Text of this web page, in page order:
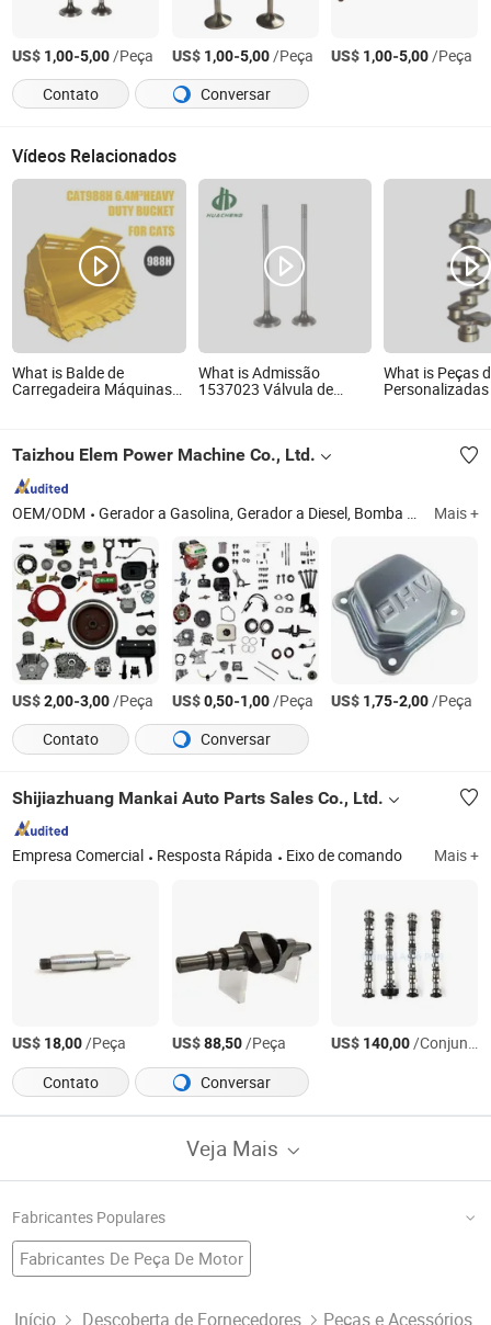
US$ 1,00-5,00/Peça US$ 1,00-5,00/Peça US$ 1,00-5,00/Peça
Contato
Conversar
Vídeos Relacionados
What is Balde de
Carregadeira Máquinas
Escavadeira Peça de
Escavadeira Cat988
What is Admissão
1537023 Válvula de
What is Peças
Taizhou Elem Power Machine Co., Ltd.
OEM/ODM Gerador a Gasolina, Gerador a Diesel, Bomba de Água a Gasolina, Bomba de Água a Diesel, Motor a Gasolina, Motor a Diesel, Lavadora a Gasolina, Lavadora a Diesel, Peças de Reposição a Gasolina, Peças de Reposição a Diesel Mais +
US$2,00-3,00/Peça US$0,50-1,00/Peça US$ 1,75-2,00/Peça
Contato
Conversar
Shijiazhuang Mankai Auto Parts Sales Co., Ltd.
Empresa Comercial Resposta Rápida Eixo de comando Mais +
US$ 18,00/Peça US$88,50/Peça US$ 140,00/Conjunto
Contato
Conversar
Veja Mais
Fabricantes Populares
Fabricantes De Peça De Motor
Início Descoberta de Fornecedores Peças e Acessórios